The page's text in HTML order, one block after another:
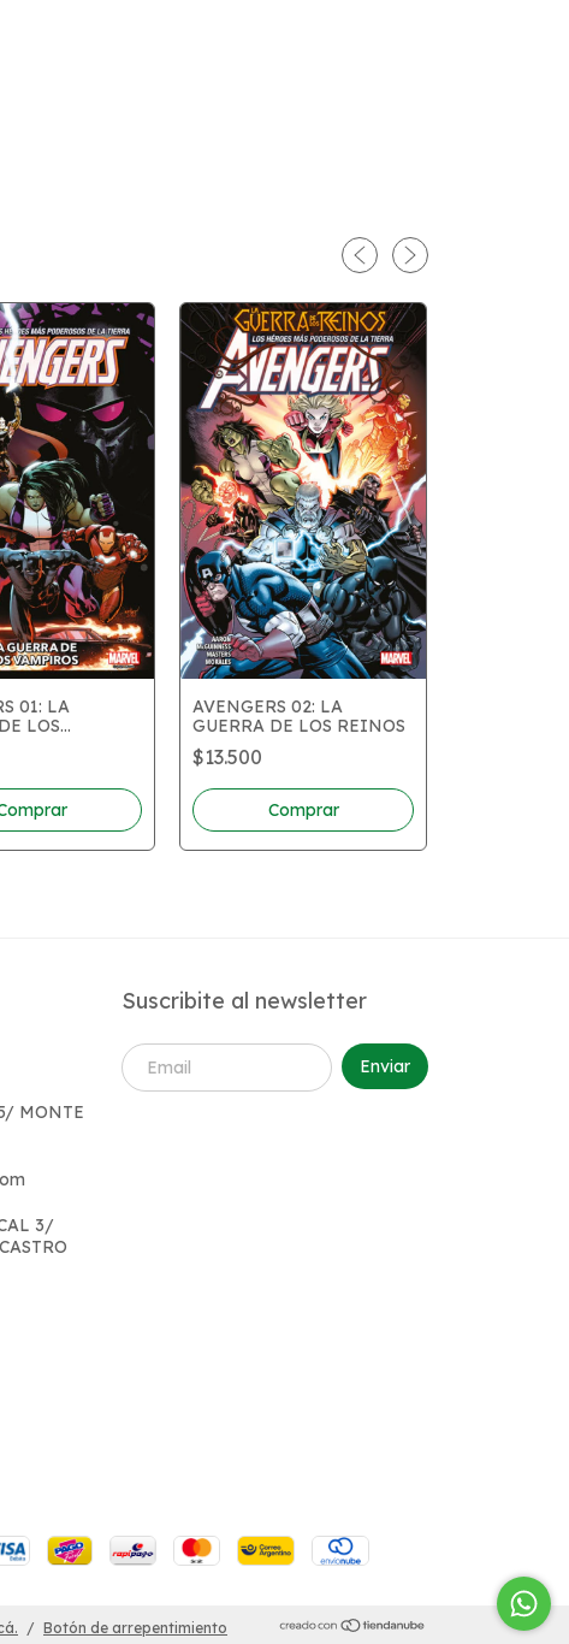
01: LA
LOS
AVENGERS 02: LA
GUERRA DE LOS REINOS
$13.500
MONTE
3/
Suscribite al newsletter
/ Botón de arrepentimiento